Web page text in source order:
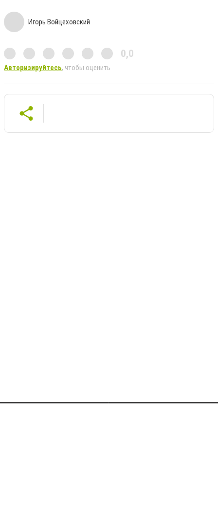
Игорь Войцеховский
0,0
Авторизируйтесь, чтобы оценить